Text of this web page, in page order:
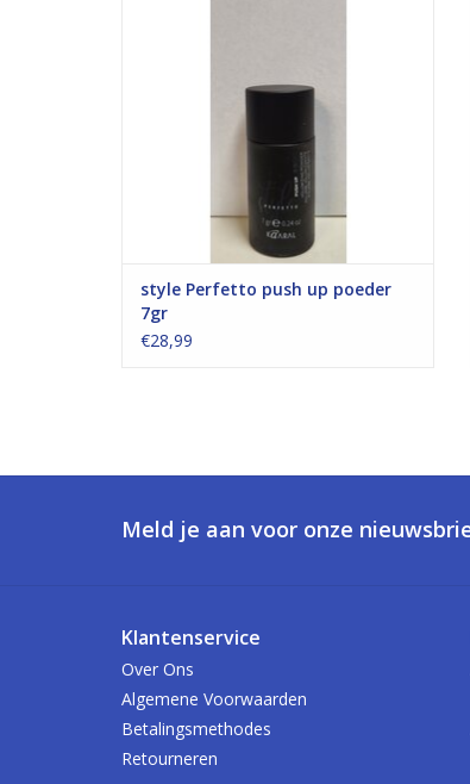
style Perfetto push up poeder
7gr
€28,99
Meld je aan voor onze
Klantenservice
Over Ons
Algemene Voorwaarden
Betalingsmethodes
Retourneren